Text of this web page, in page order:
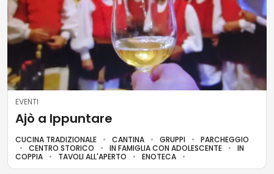
EVENTI
Ajò a Ippuntare
CUCINA TRADIZIONALE CANTINA GRUPPI
PARCHEGGIO
CENTRO STORICO
IN FAMIGLIA CON ADOLESCENTE
IN
COPPIA
TAVOLI ALL'APERTO ENOTECA